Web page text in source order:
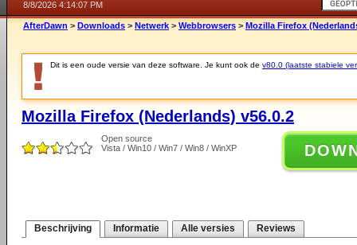
8/8/2026 4:14:07 PM
AfterDawn > Downloads > Netwerk > Webbrowsers > Mozilla Firefox
Dit is een oude versie van deze software. Je kunt ook de v80.0 (laatste stabiele
Mozilla Firefox (Nederlands) v56.0.2
Open source
Vista / Win10 / Win7 / Win8 / WinXP
Beschrijving Informatie Alle versies Reviews